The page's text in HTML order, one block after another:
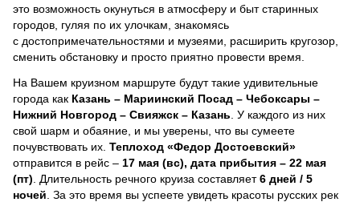
это возможность окунуться в атмосферу и быт старинных
городов, гуляя по их улочкам, знакомясь
с достопримечательностями и музеями, расширить кругозор,
сменить обстановку и просто приятно провести время.
На Вашем круизном маршруте будут такие удивительные
города как Казань – Мариинский Посад – Чебоксары –
Нижний Новгород – Свияжск – Казань . У каждого из них
свой шарм и обаяние, и мы уверены, что вы сумеете
почувствовать их. Теплоход «Федор Достоевский»
отправится в рейс – 17 мая (вс), дата прибытия – 22 мая
(пт) . Длительность речного круиза составляет6 дней / 5
ночей За это время вы успеете увидеть красоты русских рек